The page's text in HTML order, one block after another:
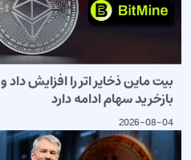
بیت ماین ذخایر اتر را افزایش داد و
بازخرید سهام ادامه دارد
2026-08-04